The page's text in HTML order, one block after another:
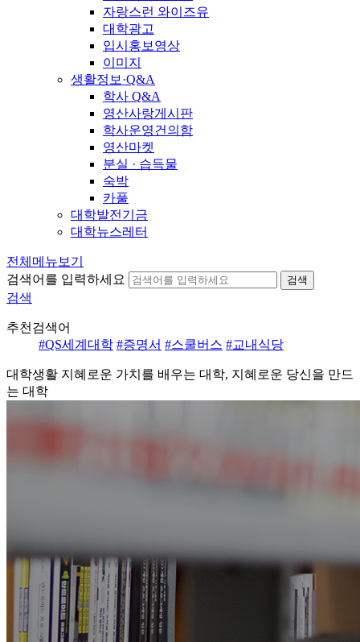
자랑스런 와이즈유
대학광고
입시홍보영상
이미지
생활정보·Q&A
학사 Q&A
영산사랑게시판
학사운영건의함
영산마켓
분실 · 습득물
숙박
카풀
대학발전기금
대학뉴스레터
전체메뉴보기
검색어를 입력하세요
검색
검색
추천검색어
#QS세계대학 #증명서 #스쿨버스 #교내식당
대학생활 지혜로운 가치를 배우는 대학, 지혜로운 당신을 만드
는 대학